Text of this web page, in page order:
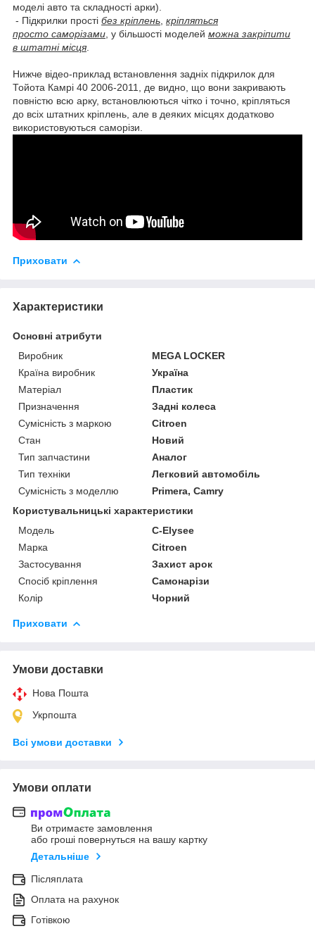
моделі авто та складності арки).
- Підкрилки прості без кріплень кріпляться
просто саморізами , у більшості моделей можна закріпити
в штатні місця
Нижче відео-приклад встановлення задніх підкрилок для
Тойота Камрі 40 2006-2011, де видно, що вони закривають
повністю всю арку, встановлюються чітко і точно, кріпляться
до всіх штатних кріплень, але в деяких місцях додатково
використовуються саморізи.
Приховати
Характеристики
Основні атрибути
Виробник
MEGA LOCKER
Країна виробник
Україна
Матеріал
Пластик
Призначення
Задні колеса
Сумісність з маркою
Citroen
Стан
Новий
Тип запчастини
Аналог
Тип техніки
Легковий автомобіль
Сумісність з моделлю
Primera, Camry
Користувальницькі характеристики
Мoдель
C-Elysеe
Марка
Citroen
Застосування
Захист арок
Спосіб кріплення
Самонарізи
Колір
Чорний
Приховати
Умови доставки
Нова Пошта
Укрпошта
Всі умови доставки
Умови оплати
Ви отримаєте замовлення
або гроші повернуться на вашу картку
Детальніше
Післяплата
Оплата на рахунок
Готівкою